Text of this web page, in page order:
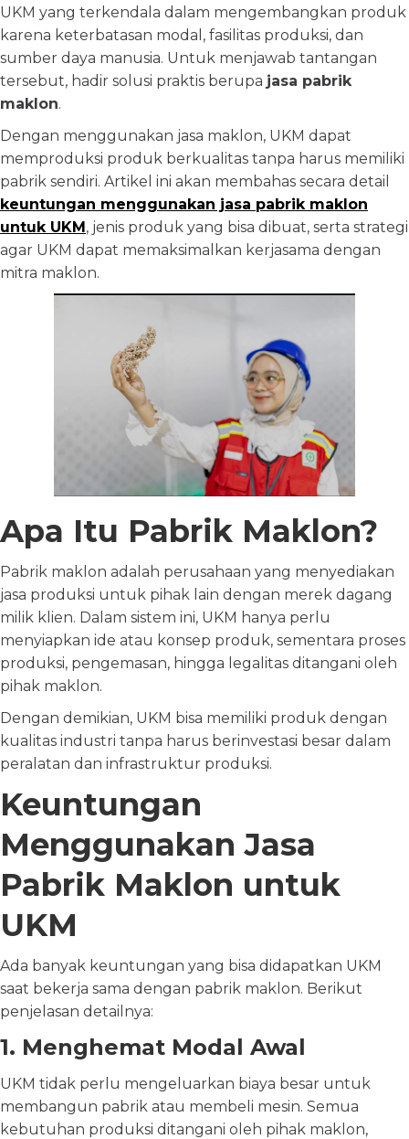
UKM yang terkendala dalam mengembangkan produk
karena keterbatasan modal, fasilitas produksi, dan
sumber daya manusia. Untuk menjawab tantangan
tersebut, hadir solusi praktis berupa jasa pabrik
maklon.
Dengan menggunakan jasa maklon, UKM dapat
memproduksi produk berkualitas tanpa harus memiliki
pabrik sendiri. Artikel ini akan membahas secara detail
keuntungan menggunakan jasa pabrik maklon
untuk UKM, jenis produk yang bisa dibuat, serta strategi
agar UKM dapat memaksimalkan kerjasama dengan
mitra maklon.
Apa Itu Pabrik Maklon?
Pabrik maklon adalah perusahaan yang menyediakan
jasa produksi untuk pihak lain dengan merek dagang
milik klien. Dalam sistem ini, UKM hanya perlu
menyiapkan ide atau konsep produk, sementara proses
produksi, pengemasan, hingga legalitas ditangani oleh
pihak maklon.
Dengan demikian, UKM bisa memiliki produk dengan
kualitas industri tanpa harus berinvestasi besar dalam
peralatan dan infrastruktur produksi.
Keuntungan
Menggunakan Jasa
Pabrik Maklon untuk
UKM
Ada banyak keuntungan yang bisa didapatkan UKM
saat bekerja sama dengan pabrik maklon. Berikut
penjelasan detailnya:
1. Menghemat Modal Awal
UKM tidak perlu mengeluarkan biaya besar untuk
membangun pabrik atau membeli mesin. Semua
kebutuhan produksi ditangani oleh pihak maklon,